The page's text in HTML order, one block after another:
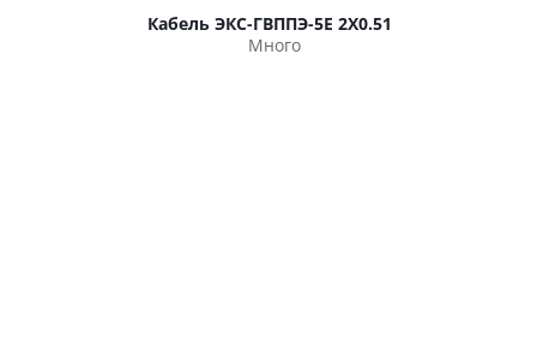
Кабель ЭКС-ГВППЭ-5Е 2Х0.51
Много